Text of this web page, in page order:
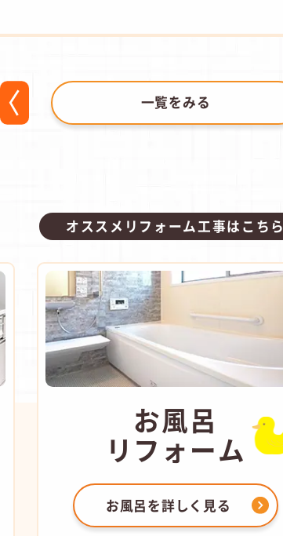
一覧をみる
オススメリフォーム工事はこちら
お風呂
リフォーム
お風呂を詳しく見る